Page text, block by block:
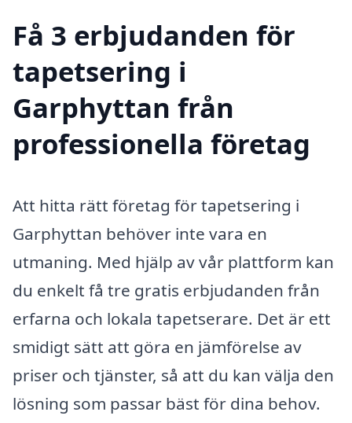
Få 3 erbjudanden för
tapetsering i
Garphyttan från
professionella företag
Att hitta rätt företag för tapetsering i
Garphyttan behöver inte vara en
utmaning. Med hjälp av vår plattform kan
du enkelt få tre gratis erbjudanden från
erfarna och lokala tapetserare. Det är ett
smidigt sätt att göra en jämförelse av
priser och tjänster, så att du kan välja den
lösning som passar bäst för dina behov.